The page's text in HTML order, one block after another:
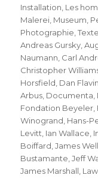
am
Installation, Les
Malerei, Museum,
Photographie,Texte
Andreas Gursky,
Naumann, Carl
Christopher
Horsfield, Dan Flavin
Arbus, Documenta,
Fondation Beyeler,
Winogrand, Hans-
Levitt, Ian Wallace,
Boiffard,James
Bustamante,Jeff
James Marshall,